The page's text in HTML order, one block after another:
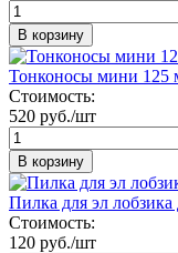
В корзину
Тонконосы мини 125
Стоимость:
520 руб./шт
В корзину
Пилка для эл
Стоимость:
120 руб./шт